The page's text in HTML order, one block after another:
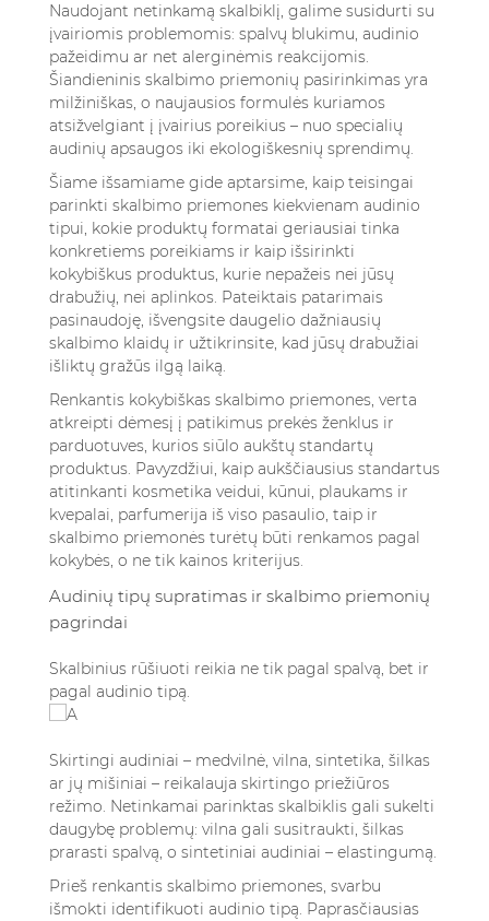
6.4. Ar ekologiškos ar natūralios skalbimo
priemonės yra tokios pat efektyvios kaip
tradicinės?
6.5. Ar milteliai, skystis, ar kapsulės geriau
tinka spalvotiems drabužiams?
Naudojant netinkamą skalbiklį, galime susidurti su
įvairiomis problemomis: spalvų blukimu, audinio
pažeidimu ar net alerginėmis reakcijomis.
Šiandieninis skalbimo priemonių pasirinkimas yra
milžiniškas, o naujausios formulės kuriamos
atsižvelgiant į įvairius poreikius – nuo specialių
audinių apsaugos iki ekologiškesnių sprendimų.
Šiame išsamiame gide aptarsime, kaip teisingai
parinkti skalbimo priemones kiekvienam audinio
tipui, kokie produktų formatai geriausiai tinka
konkretiems poreikiams ir kaip išsirinkti
kokybiškus produktus, kurie nepažeis nei jūsų
drabužių, nei aplinkos. Pateiktais patarimais
pasinaudoję, išvengsite daugelio dažniausių
skalbimo klaidų ir užtikrinsite, kad jūsų drabužiai
išliktų gražūs ilgą laiką.
Renkantis kokybiškas skalbimo priemones, verta
atkreipti dėmesį į patikimus prekės ženklus ir
parduotuves, kurios siūlo aukštų standartų
produktus. Pavyzdžiui, kaip aukščiausius standartus
atitinkanti kosmetika veidui, kūnui, plaukams ir
kvepalai, parfumerija iš viso pasaulio, taip ir
skalbimo priemonės turėtų būti renkamos pagal
kokybės, o ne tik kainos kriterijus.
Audinių tipų supratimas ir skalbimo priemonių
pagrindai
Skalbinius rūšiuoti reikia ne tik pagal spalvą, bet ir
pagal audinio tipą.
Skirtingi audiniai – medvilnė, vilna, sintetika, šilkas
ar jų mišiniai – reikalauja skirtingo priežiūros
režimo. Netinkamai parinktas skalbiklis gali sukelti
daugybę problemų: vilna gali susitraukti, šilkas
prarasti spalvą, o sintetiniai audiniai – elastingumą.
Prieš renkantis skalbimo priemones, svarbu
išmokti identifikuoti audinio tipą. Paprasčiausias